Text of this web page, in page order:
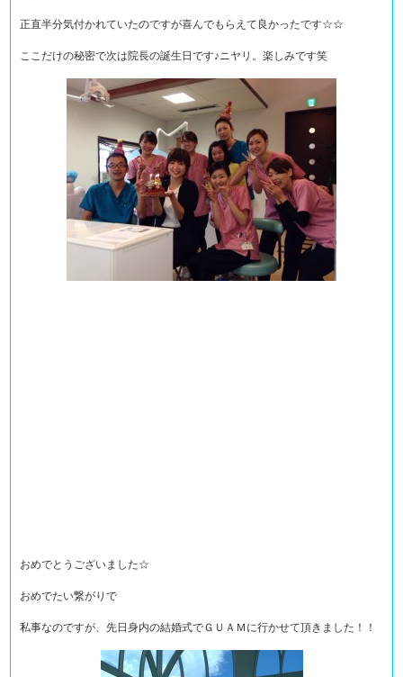
正直半分気付かれていたのですが喜んでもらえて良かったです☆☆
ここだけの秘密で次は院長の誕生日です♪ニヤリ。楽しみです笑
おめでとうございました☆
おめでたい繋がりで
私事なのですが、先日身内の結婚式でＧＵＡＭに行かせて頂きました！！